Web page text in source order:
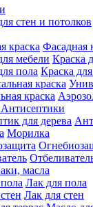
Фасадная
Краска
Краска
Антисептики
Морилка
масла
Лак для пола
Лак для стен